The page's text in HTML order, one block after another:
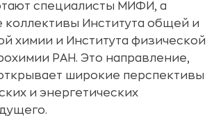
специалисты МИФИ, а
коллективы Института общей и
химии и Института физической
РАН. Это направление,
широкие перспективы
и энергетических